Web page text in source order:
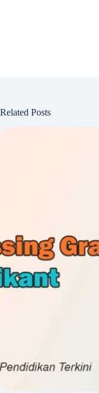
Related Posts